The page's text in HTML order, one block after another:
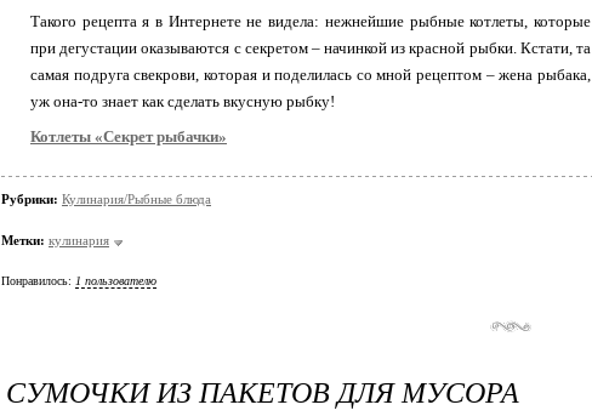
Такого рецепта я в Интернете не видела: нежнейшие рыбные котлеты, которые
при дегустации оказываются с секретом – начинкой из красной рыбки. Кстати, та
самая подруга свекрови, которая и поделилась со мной рецептом – жена рыбака,
уж она-то знает как сделать вкусную рыбку!
Котлеты «Секрет рыбачки»
Рубрики: Кулинария/Рыбные блюда
Метки: кулинария
Понравилось: 1 пользователю
СУМОЧКИ ИЗ ПАКЕТОВ ДЛЯ МУСОРА